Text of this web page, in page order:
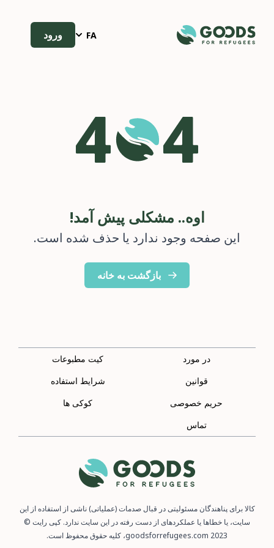
FA ورود
اوه.. مشکلی پیش آمد!
این صفحه وجود ندارد یا حذف شده است.
بازگشت به خانه
در مورد
کیت مطبوعات
قوانین
شرایط استفاده
حریم خصوصی
کوکی ها
تماس
کالا برای پناهندگان مسئولیتی در قبال صدمات (عملیاتی) ناشی از استفاده از این
سایت، یا خطاها یا عملکردهای از دست رفته در این سایت ندارد. کپی رایت ©
2023 goodsforrefugees.com، کلیه حقوق محفوظ است.